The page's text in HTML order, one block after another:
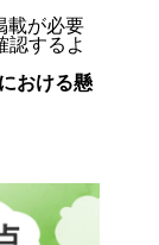
載が必要
認するよ
おける懸